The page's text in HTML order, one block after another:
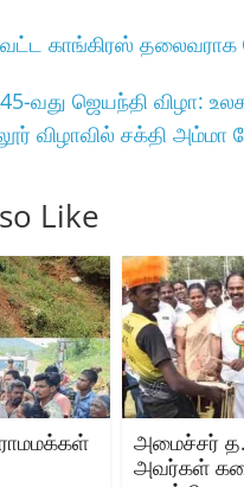
காங்கிரஸ் தலைவராக
வது ஜெயந்தி விழா:
விழாவில் சக்தி அம்மா
Like
அமைச்சர்
அவர்கள்